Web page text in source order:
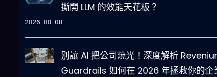
撕開 LLM 的效能天花板？
2026-08-08
別讓 AI 把公司燒光！深度解析
Guardrails 如何在 2026 年拯救你的企